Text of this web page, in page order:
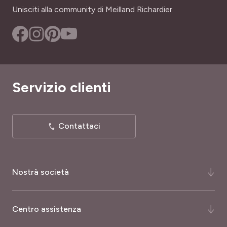
Plante pouvant être toxique en cas d’ingestion
51731
LARGHEZZA ADULTA
40 cm
Unisciti alla community di Meilland Richardier
Nostrà società
Centro assistenza
Servizio clienti
Contattaci